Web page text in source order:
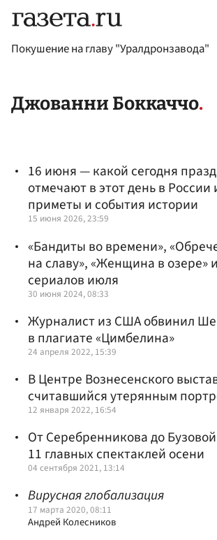
Покушение на главу "Уралдронзавода"
Джованни Боккаччо
16 июня — какой сегодня
отмечают в этот день в России
приметы и события истории
15 июня 2026, 23:59
«Бандиты во времени»,
на славу», «Женщина в озере»
сериалов июля
30 июня 2024, 08:33
Журналист из США обвинил
в плагиате «Цимбелина»
24 апреля 2022, 15:39
В Центре Вознесенского
считавшийся утерянным
12 января 2022, 16:54
От Серебренникова до
11 главных спектаклей осени
04 сентября 2021, 13:14
Вирусная глобализация
17 марта 2020, 08:11
Андрей Колесников